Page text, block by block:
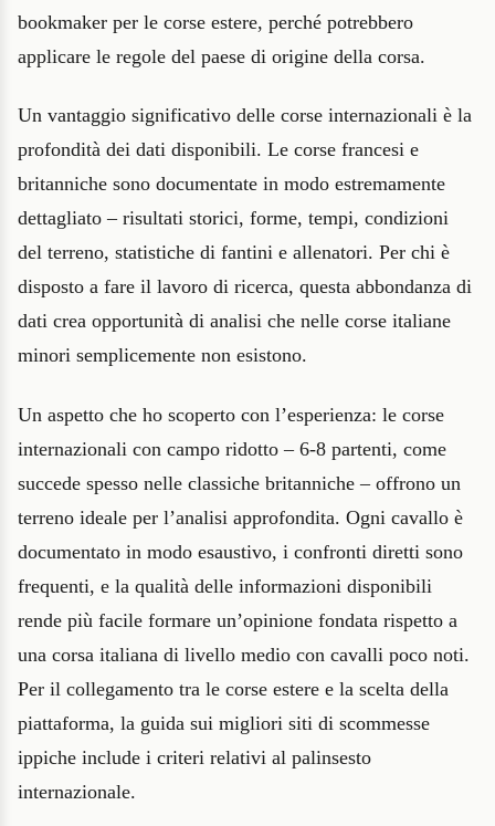
bookmaker per le corse estere, perché potrebbero
applicare le regole del paese di origine della corsa.
Un vantaggio significativo delle corse internazionali è la
profondità dei dati disponibili. Le corse francesi e
britanniche sono documentate in modo estremamente
dettagliato – risultati storici, forme, tempi, condizioni
del terreno, statistiche di fantini e allenatori. Per chi è
disposto a fare il lavoro di ricerca, questa abbondanza di
dati crea opportunità di analisi che nelle corse italiane
minori semplicemente non esistono.
Un aspetto che ho scoperto con l’esperienza: le corse
internazionali con campo ridotto – 6-8 partenti, come
succede spesso nelle classiche britanniche – offrono un
terreno ideale per l’analisi approfondita. Ogni cavallo è
documentato in modo esaustivo, i confronti diretti sono
frequenti, e la qualità delle informazioni disponibili
rende più facile formare un’opinione fondata rispetto a
una corsa italiana di livello medio con cavalli poco noti.
Per il collegamento tra le corse estere e la scelta della
piattaforma, la guida sui migliori siti di scommesse
ippiche include i criteri relativi al palinsesto
internazionale.